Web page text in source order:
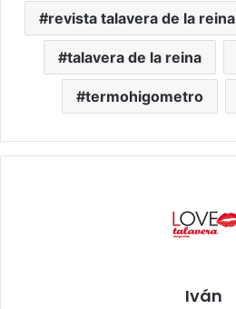
revista talavera de la reina
talavera de la reina
termohigometro
Iván